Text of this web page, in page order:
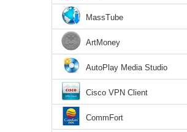
MassTube
ArtMoney
AutoPlay Media Studio
Cisco VPN Client
CommFort